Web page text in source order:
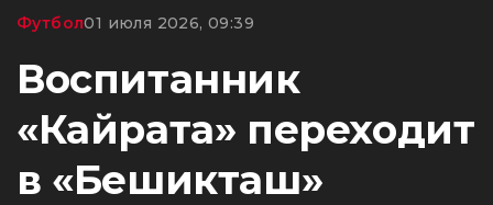
Футбол01 июля 2026, 09:39
Воспитанник
«Кайрата» переходит
в «Бешикташ»